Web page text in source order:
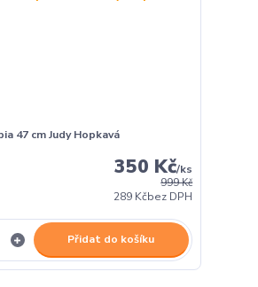
47 cm Judy Hopkavá
999 Kč
350 Kč/ks
289 Kčbez DPH
Přidat do košíku